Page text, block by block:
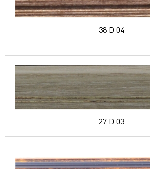
38 D 04
27 D 03